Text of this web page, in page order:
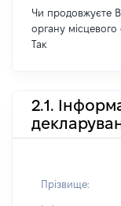
Чи продовжуєте
органу
Так
2.1.
Прізвище: